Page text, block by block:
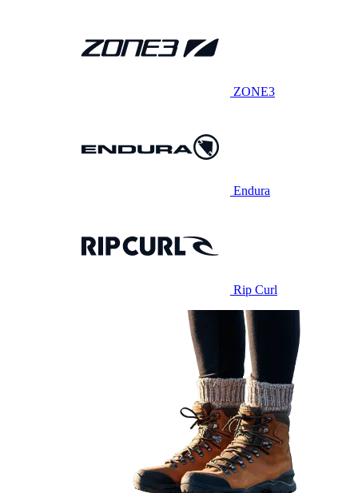
ZONE3
Endura
Rip Curl